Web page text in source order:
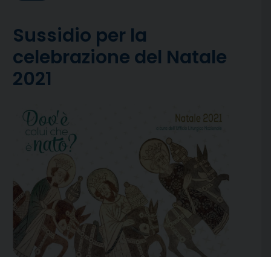
Sussidio per la
celebrazione del Natale
2021